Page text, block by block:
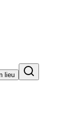
lieu